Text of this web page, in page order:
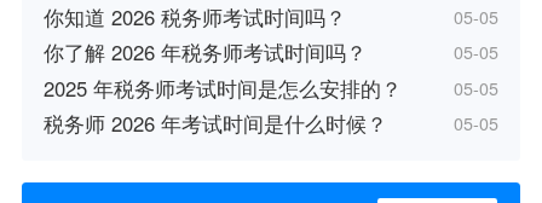
你知道 2026 税务师考试时间吗？ 05-05
你了解 2026 年税务师考试时间吗？ 05-05
2025 年税务师考试时间是怎么安排的？ 05-05
税务师 2026 年考试时间是什么时候？ 05-05